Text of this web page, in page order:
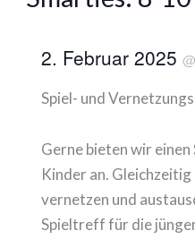
2. Februar 2025@
Spiel- und
Gerne bieten wir
Kinder an.
vernetzen und
Spieltreff für die